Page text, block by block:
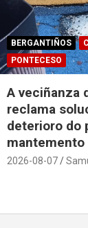
BERGANTIÑOS
PONTECESO
A veciñanza
reclama
deterioro do
mantemento
2026-08-07